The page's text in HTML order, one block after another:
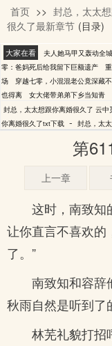
云中觅
首页 >> 封总，太太
很久了最新章节 (目录)
大家在看 夫人她马甲又轰动全
零：爸妈死后给我留下巨额遗产
场
穿越七零，小混混老公竟深藏
也得离
女大佬带弟弟下乡当知青
封总，太太想跟你离婚很久了 云中
你离婚很久了txt下载 - 封总，太
第
上一章
这时，南致知
让你直言不喜欢的
了。”
南致知和容辞
秋雨自然是听到了
林芜礼貌打招